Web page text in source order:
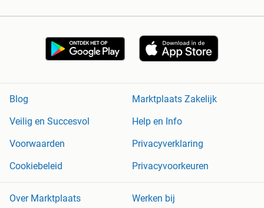
Blog
Marktplaats Zakelijk
Veilig en Succesvol
Help en Info
Voorwaarden
Privacyverklaring
Cookiebeleid
Privacyvoorkeuren
Over Marktplaats Werken bij